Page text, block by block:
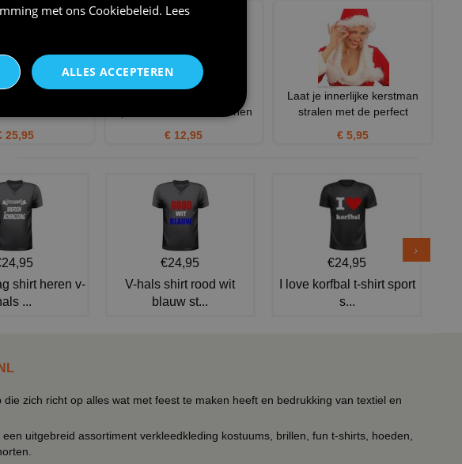
25,95
opdruk van twee kalkoenen
€ 12,95
Laat je innerlijke kerstman
stralen met de perfect
€ 5,95
shirt heren v-
...
€24,95
V-hals shirt rood wit
blauw st...
€24,95
I love korfbal t-shirt sport
s...
die zich richt op alles wat met feest te maken heeft en bedrukking van textiel en
uitgebreid assortiment verkleedkleding kostuums, brillen, fun t-shirts, hoeden,
met ons Cookiebeleid. Lees
ALLES ACCEPTEREN